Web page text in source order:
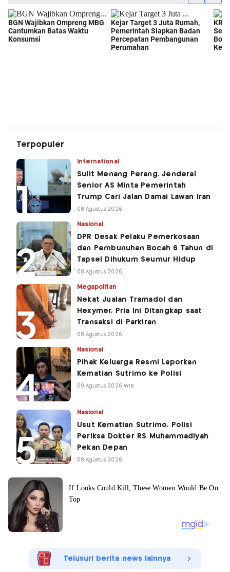
Terpopuler
International
Sulit Menang Perang, Jenderal
Senior AS Minta Pemerintah
Trump Cari Jalan Damai Lawan Iran
08 Agustus 2026
Nasional
DPR Desak Pelaku Pemerkosaan
dan Pembunuhan Bocah 6 Tahun di
Tapsel Dihukum Seumur Hidup
08 Agustus 2026
Megapolitan
Nekat Jualan Tramadol dan
Hexymer, Pria Ini Ditangkap saat
Transaksi di Parkiran
08 Agustus 2026
Nasional
Pihak Keluarga Resmi Laporkan
Kematian Sutrimo ke Polisi
09 Agustus 2026 WIB
Nasional
Usut Kematian Sutrimo, Polisi
Periksa Dokter RS Muhammadiyah
Pekan Depan
08 Agustus 2026
Telusuri berita news lainnya